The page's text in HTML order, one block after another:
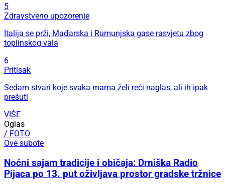
5
Zdravstveno upozorenje
Italija se prži, Mađarska i Rumunjska gase rasvjetu zbog
toplinskog vala
6
Pritisak
Sedam stvari koje svaka mama želi reći naglas, ali ih ipak
prešuti
VIŠE
Oglas
/ FOTO
Ove subote
Noćni sajam tradicije i običaja: Drniška Radio
Pijaca po 13. put oživljava prostor gradske tržnice